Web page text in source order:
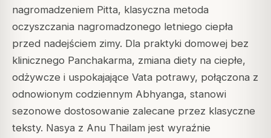
nagromadzeniem Pitta, klasyczna metoda
oczyszczania nagromadzonego letniego ciepła
przed nadejściem zimy. Dla praktyki domowej bez
klinicznego Panchakarma, zmiana diety na ciepłe,
odżywcze i uspokajające Vata potrawy, połączona z
odnowionym codziennym Abhyanga, stanowi
sezonowe dostosowanie zalecane przez klasyczne
teksty. Nasya z Anu Thailam jest wyraźnie